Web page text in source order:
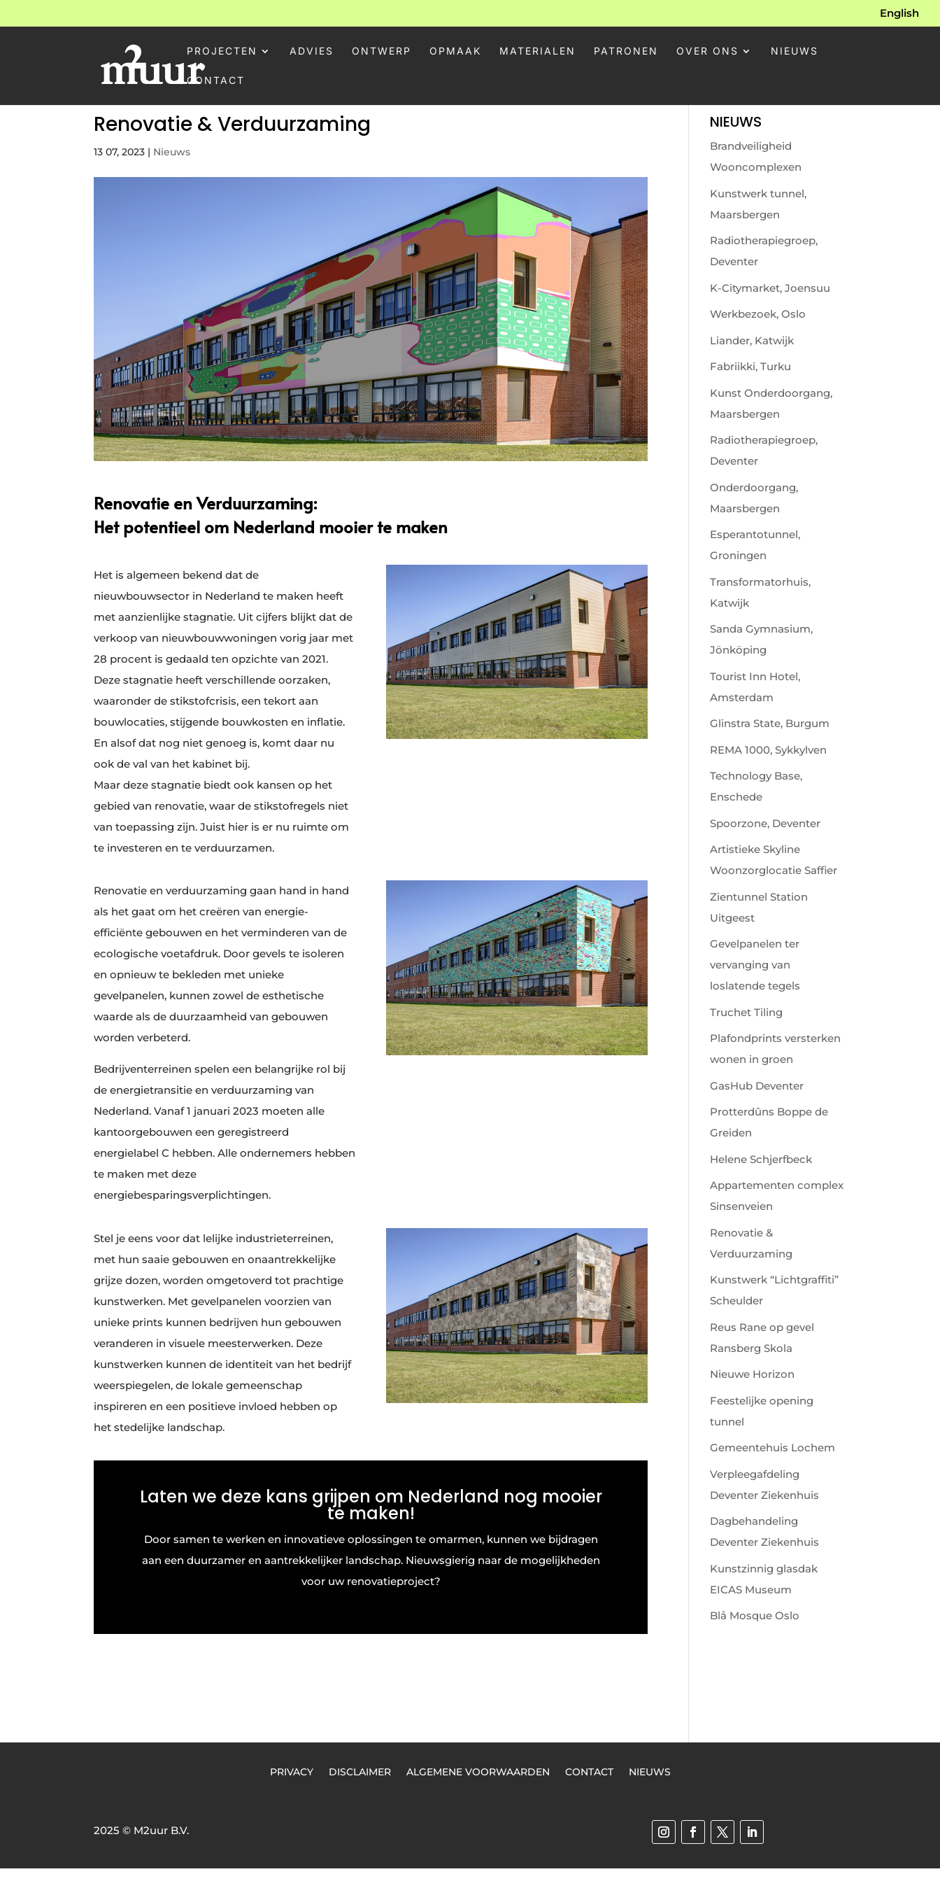
English
PROJECTEN ADVIES ONTWERP OPMAAK MATERIALEN PATRONEN OVER ONS NIEUWS
CONTACT
Renovatie & Verduurzaming
13 07, 2023 | Nieuws
Renovatie en Verduurzaming:
Het potentieel om Nederland mooier te maken
Het is algemeen bekend dat de
nieuwbouwsector in Nederland te maken heeft
met aanzienlijke stagnatie. Uit cijfers blijkt dat de
verkoop van nieuwbouwwoningen vorig jaar met
28 procent is gedaald ten opzichte van 2021.
Deze stagnatie heeft verschillende oorzaken,
waaronder de stikstofcrisis, een tekort aan
bouwlocaties, stijgende bouwkosten en inflatie.
En alsof dat nog niet genoeg is, komt daar nu
ook de val van het kabinet bij.
Maar deze stagnatie biedt ook kansen op het
gebied van renovatie, waar de stikstofregels niet
van toepassing zijn. Juist hier is er nu ruimte om
te investeren en te verduurzamen.
Renovatie en verduurzaming gaan hand in hand
als het gaat om het creëren van energie-
efficiënte gebouwen en het verminderen van de
ecologische voetafdruk. Door gevels te isoleren
en opnieuw te bekleden met unieke
gevelpanelen, kunnen zowel de esthetische
waarde als de duurzaamheid van gebouwen
worden verbeterd.
Bedrijventerreinen spelen een belangrijke rol bij
de energietransitie en verduurzaming van
Nederland. Vanaf 1 januari 2023 moeten alle
kantoorgebouwen een geregistreerd
energielabel C hebben. Alle ondernemers hebben
te maken met deze
energiebesparingsverplichtingen.
Stel je eens voor dat lelijke industrieterreinen,
met hun saaie gebouwen en onaantrekkelijke
grijze dozen, worden omgetoverd tot prachtige
kunstwerken. Met gevelpanelen voorzien van
unieke prints kunnen bedrijven hun gebouwen
veranderen in visuele meesterwerken. Deze
kunstwerken kunnen de identiteit van het bedrijf
weerspiegelen, de lokale gemeenschap
inspireren en een positieve invloed hebben op
het stedelijke landschap.
Laten we deze kans grijpen om Nederland nog mooier
te maken!
Door samen te werken en innovatieve oplossingen te omarmen, kunnen we bijdragen
aan een duurzamer en aantrekkelijker landschap. Nieuwsgierig naar de mogelijkheden
voor uw renovatieproject?
NIEUWS
Brandveiligheid
Wooncomplexen
Kunstwerk tunnel,
Maarsbergen
Radiotherapiegroep,
Deventer
K-Citymarket, Joensuu
Werkbezoek, Oslo
Liander, Katwijk
Fabriikki, Turku
Kunst Onderdoorgang,
Maarsbergen
Radiotherapiegroep,
Deventer
Onderdoorgang,
Maarsbergen
Esperantotunnel,
Groningen
Transformatorhuis,
Katwijk
Sanda Gymnasium,
Jönköping
Tourist Inn Hotel,
Amsterdam
Glinstra State, Burgum
REMA 1000, Sykkylven
Technology Base,
Enschede
Spoorzone, Deventer
Artistieke Skyline
Woonzorglocatie Saffier
Zientunnel Station
Uitgeest
Gevelpanelen ter
vervanging van
loslatende tegels
Truchet Tiling
Plafondprints versterken
wonen in groen
GasHub Deventer
Protterdûns Boppe de
Greiden
Helene Schjerfbeck
Appartementen complex
Sinsenveien
Renovatie &
Verduurzaming
Kunstwerk “Lichtgraffiti”
Scheulder
Reus Rane op gevel
Ransberg Skola
Nieuwe Horizon
Feestelijke opening
tunnel
Gemeentehuis Lochem
Verpleegafdeling
Deventer Ziekenhuis
Dagbehandeling
Deventer Ziekenhuis
Kunstzinnig glasdak
EICAS Museum
Blå Mosque Oslo
PRIVACY DISCLAIMER ALGEMENE VOORWAARDEN CONTACT NIEUWS
2025 © M2uur B.V.